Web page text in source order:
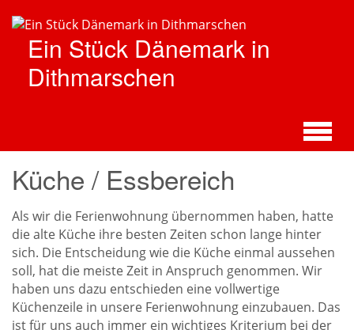
Hauptinhalt
springenEin Stück Dänemark in
Dithmarschen
Küche / Essbereich
Als wir die Ferienwohnung übernommen haben, hatte
die alte Küche ihre besten Zeiten schon lange hinter
sich. Die Entscheidung wie die Küche einmal aussehen
soll, hat die meiste Zeit in Anspruch genommen. Wir
haben uns dazu entschieden eine vollwertige
Küchenzeile in unsere Ferienwohnung einzubauen. Das
ist für uns auch immer ein wichtiges Kriterium bei der